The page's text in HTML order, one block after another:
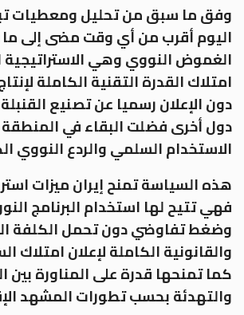
وفق ما سبق من تحليل ومعطيات
اليوم أقرب من أي وقت مضى إلى
الغموض النووي وهي الاستراتيجية
امتلاك القدرة التقنية الكاملة
دون الإعلان رسميا عن تصنيع
دول أخرى فضلت البقاء في المنطقة
الاستخدام السلمي والردع النووي
هذه السياسة تمنح إيران ميزات
فهي تتيح لها استخدام البرنامج
وضغط تفاوضي دون تحمل الكلفة
والقانونية الكاملة لإعلان امتلاك
كما تمنحها قدرة على المناورة بين
والتهدئة بحسب تطورات المشهد